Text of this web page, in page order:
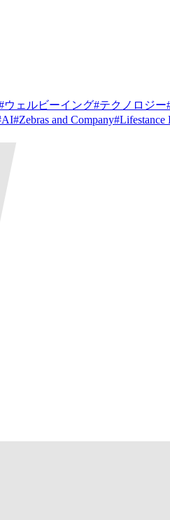
ウェルビーイング#テクノロジー
AI#Zebras and Company#Lifestance